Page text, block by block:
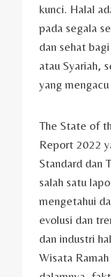
kunci. Halal
pada segala
dan sehat
atau Syariah,
yang
The State of
Report 2022
Standard dan
salah satu
mengetahui
evolusi dan
dan industri
Wisata